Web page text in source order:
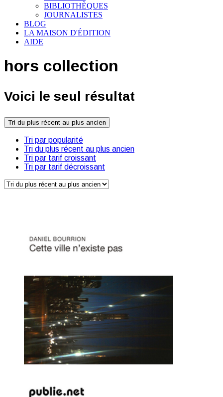
BIBLIOTHÈQUES
JOURNALISTES
BLOG
LA MAISON D'ÉDITION
AIDE
hors collection
Voici le seul résultat
Tri du plus récent au plus ancien
Tri par popularité
Tri du plus récent au plus ancien
Tri par tarif croissant
Tri par tarif décroissant